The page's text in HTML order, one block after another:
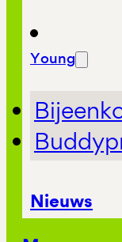
Young
Nieuws